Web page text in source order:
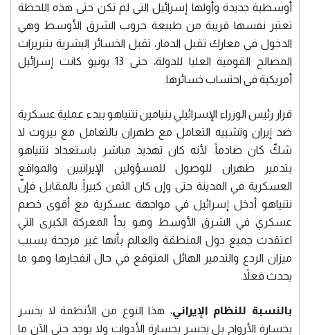
أوسطية جديدة وأولها إسرائيل التي لم تكن حتى هذه اللحظة
تعتبر نفسها قريبة من طبيعة حروب الشرق الأوسط وهي
الدخول في معارك تقبل الدمار، تقبل الخسائر البشرية بتبريرات
المصالح القومية العليا للدولة، حتى 13 يونيو كانت إسرائيل
أمريكية في احتساب خسائرها.
قرار رئيس الوزراء الإسرائيلي بنيامين نتنياهو ببدء عملية عسكرية
ضد إيران وتشبيه التعامل مع طهران بالتعامل مع بيروت لا
شكّ كان صادماً. لأنه كان تهديد مباشر باستعداد نتنياهو
بتدمير طهران للوصول للمسؤولين الإيرانيين والمواقع
العسكرية في المدينة حتى وإن كان الثمن كبيراً. بالمقابل فإنّ
نتنياهو أدخل إسرائيل في مواجهة عسكرية مع أقوى خصم
عسكري في الشرق الأوسط وهو بدأ المعركة الكبرى التي
اعتقدت جميع دول المنطقة والعالم بأنها غير مرجحة بسبب
ميزان الردع والتدمير الهائل المتوقع في حال انفجارها وهو ما
يحدث فعلاً.
بالنسبة للنظام الإيراني، هذا النوع من الأنظمة لا يخسر
بخسارة الأرواح بل يخسر بخسارة الأدوات ولا يوجد حتى الآن ما